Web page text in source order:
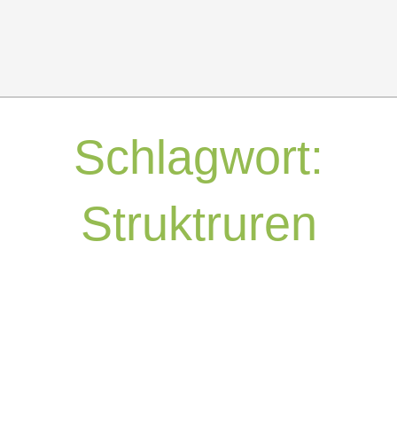
Schlagwort:
Struktruren